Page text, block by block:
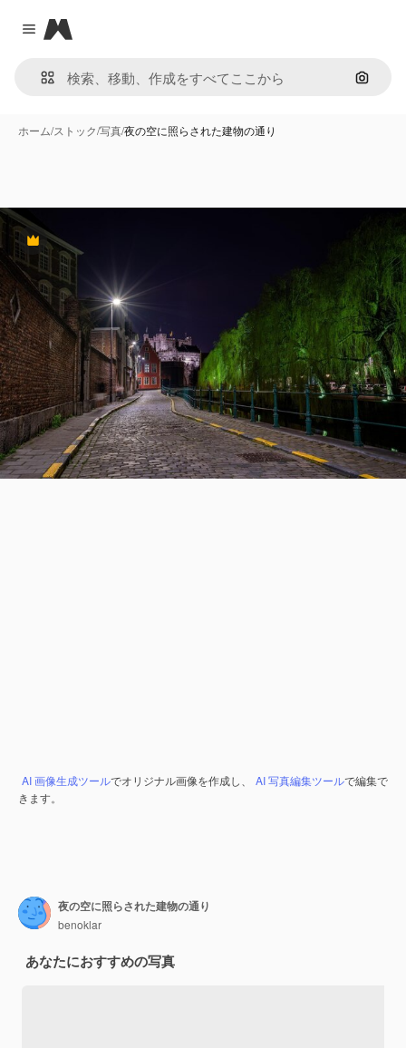
Close menu
Magnific
画像で
ホーム/ストック/写真/夜の空に照らされた建物の通り
Premium
AI 画像生成ツールでオリジナル画像を作成し、 AI 写真編集ツールで編集で
きます。
夜の空に照らされた建物の通り
benoklar
あなたにおすすめの写真